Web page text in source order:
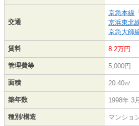
交通
京急本線 「
京浜東北
京急大師
賃料 8.2万円
管理費等 5,000円
面積 20.40㎡
築年数 1998年 3
種別/構造 マンショ